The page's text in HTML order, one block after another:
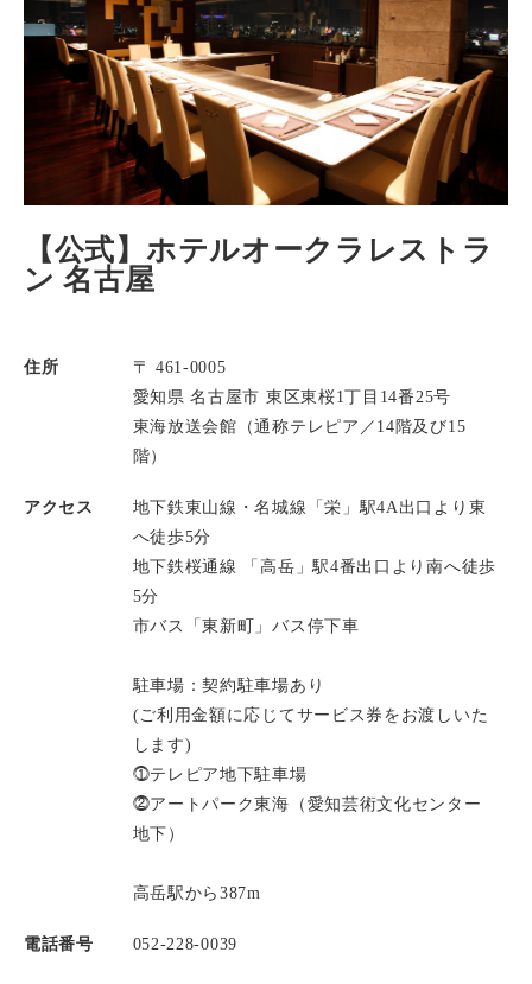
【公式】ホテルオークラレストラ
ン 名古屋
住所
〒 461-0005
愛知県 名古屋市 東区東桜1丁目14番25号
東海放送会館（通称テレピア／14階及び15
階）
アクセス
地下鉄東山線・名城線「栄」駅4A出口より東
へ徒歩5分
地下鉄桜通線 「高岳」駅4番出口より南へ徒歩
5分
市バス「東新町」バス停下車
駐車場：契約駐車場あり
(ご利用金額に応じてサービス券をお渡しいた
します)
⓵テレピア地下駐車場
⓶アートパーク東海（愛知芸術文化センター
地下）
高岳駅から387m
電話番号 052-228-0039